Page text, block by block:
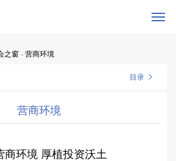
之窗 - 营商环境
目录
营商环境
商环境 厚植投资沃土